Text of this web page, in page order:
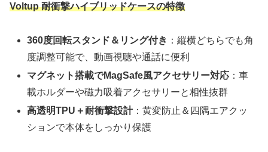
Voltup 耐衝撃ハイブリッドケースの特徴
360度回転スタンド＆リング付き ：縦横どちらでも角
度調整可能で、動画視聴や通話に便利
マグネット搭載でMagSafe風アクセサリー対応 ：車
載ホルダーや磁力吸着アクセサリーと相性抜群
高透明TPU＋耐衝撃設計：黄変防止＆四隅エアクッ
ションで本体をしっかり保護